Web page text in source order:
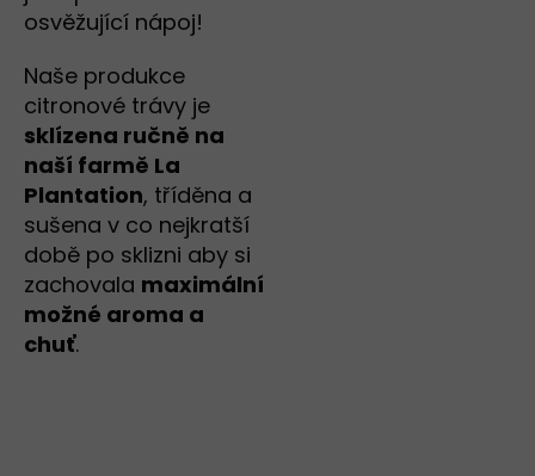
osvěžující nápoj!
Naše produkce
citronové trávy je
sklízena ručně na
naší farmě La
Plantation, tříděna a
sušena v co nejkratší
době po sklizni aby si
zachovala maximální
možné aroma a
chuť.